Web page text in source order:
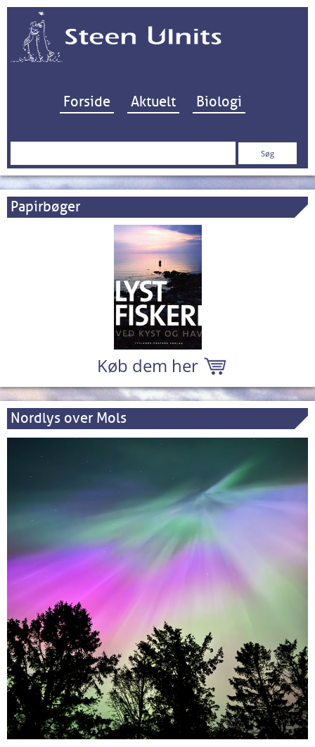
Hop til indhold
Forside Aktuelt Biologi
Søg
Papirbøger
Køb dem her
Nordlys over Mols